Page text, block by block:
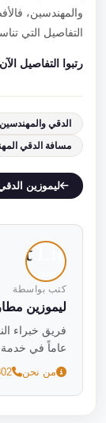
والمهندسين،
التفاصيل التي
رتبوا التفاصيل الآن —
الدقي والمهندسين
مسافة الدقي
ليموزين الدقي
كتب بواسطة
ليموزين مطار
عاماً في خدمة
من نحن